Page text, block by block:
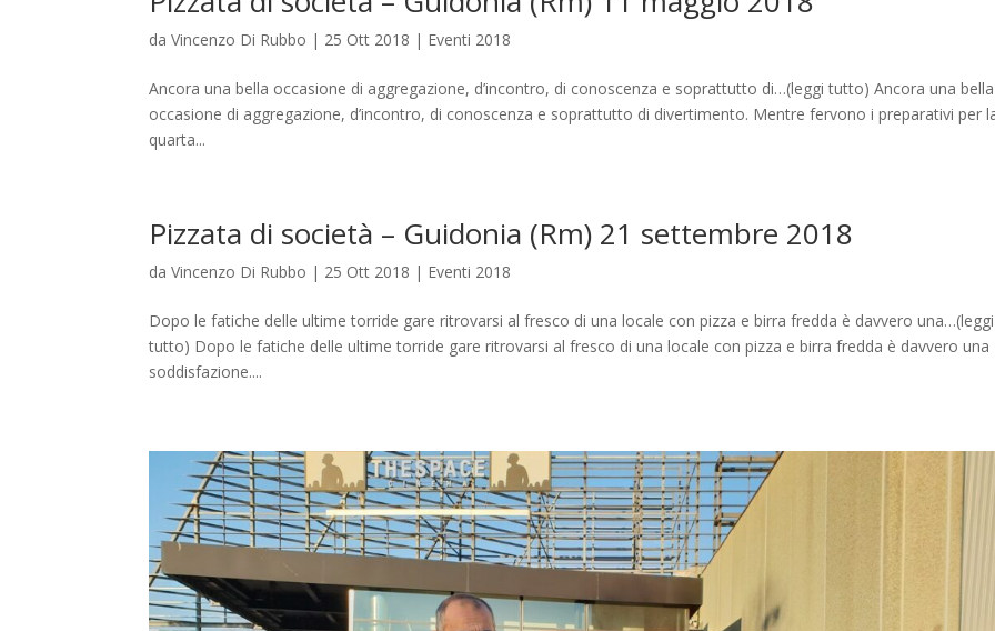
daVincenzo Di Rubbo | 25 Ott 2018 | Eventi 2018
Ancora una bella occasione di aggregazione, d’incontro, di conoscenza e soprattutto di…(leggi tutto) Ancora una bella
occasione di aggregazione, d’incontro, di conoscenza e soprattutto di divertimento. Mentre fervono i preparativi per
quarta...
Pizzata di società – Guidonia (Rm) 21 settembre 2018
daVincenzo Di Rubbo | 25 Ott 2018 | Eventi 2018
Dopo le fatiche delle ultime torride gare ritrovarsi al fresco di una locale con pizza e birra fredda è davvero una…(leggi
tutto) Dopo le fatiche delle ultime torride gare ritrovarsi al fresco di una locale con pizza e birra fredda è davvero una
soddisfazione....